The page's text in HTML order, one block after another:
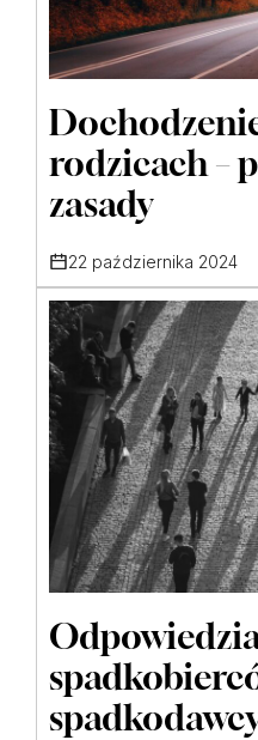
rodzicach –
zasady
22 października 2024